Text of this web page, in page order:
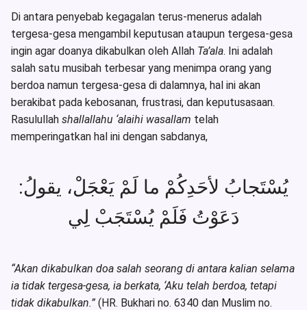
Di antara penyebab kegagalan terus-menerus adalah
tergesa-gesa mengambil keputusan ataupun tergesa-gesa
ingin agar doanya dikabulkan oleh Allah Ta’ala. Ini adalah
salah satu musibah terbesar yang menimpa orang yang
berdoa namun tergesa-gesa di dalamnya, hal ini akan
berakibat pada kebosanan, frustrasi, dan keputusasaan.
Rasulullah shallallahu ‘alaihi wasallam telah
memperingatkan hal ini dengan sabdanya,
يُسْتَجابُ لأحَدِكُمْ ما لَمْ يَعْجَلْ، يقولُ:
دَعَوْتُ فَلَمْ يُسْتَجَبْ لِي
“Akan dikabulkan doa salah seorang di antara kalian selama
ia tidak tergesa-gesa, ia berkata, ‘Aku telah berdoa, tetapi
tidak dikabulkan.” (HR. Bukhari no. 6340 dan Muslim no.